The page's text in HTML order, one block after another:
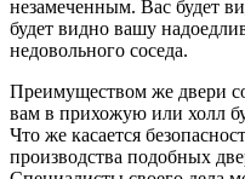
незамеченным. Вас будет
будет видно вашу
недовольного соседа.
Преимуществом же двери
вам в прихожую или холл
Что же касается
производства подобных